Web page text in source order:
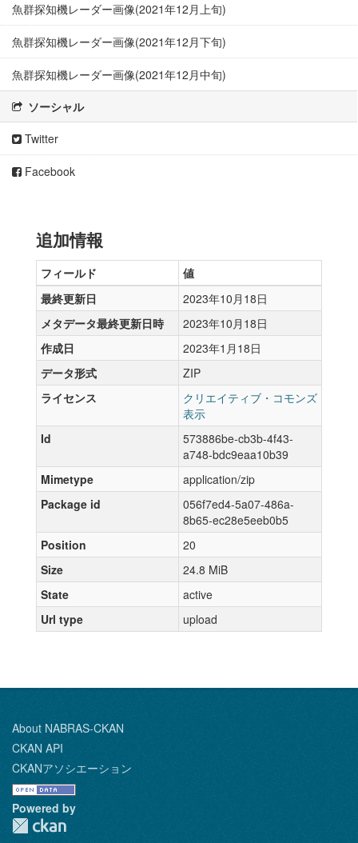
魚群探知機レーダー画像(2021年12月上旬)
魚群探知機レーダー画像(2021年12月下旬)
魚群探知機レーダー画像(2021年12月中旬)
ソーシャル
Twitter
Facebook
追加情報
フィールド
値
最終更新日
2023年10月18日
メタデータ最終更新日時
2023年10月18日
作成日
2023年1月18日
データ形式
ZIP
ライセンス
クリエイティブ・コモンズ
表示
Id
573886be-cb3b-4f43-
a748-bdc9eaa10b39
Mimetype
application/zip
Package id
056f7ed4-5a07-486a-
8b65-ec28e5eeb0b5
Position
20
Size
24.8 MiB
State
active
Url type
upload
About NABRAS-CKAN
CKAN API
CKANアソシエーション
Powered by